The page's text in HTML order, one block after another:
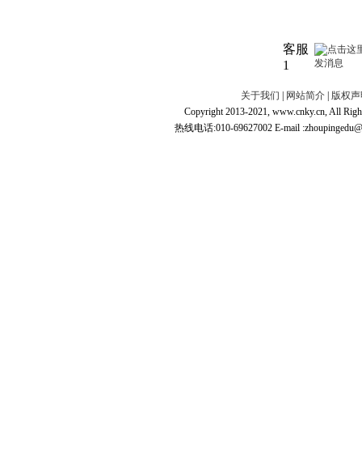
客服
1
关于我们 | 网站简介 | 版权
Copyright 2013-2021, www.cnky.cn, All
热线电话:010-69627002 E-mail